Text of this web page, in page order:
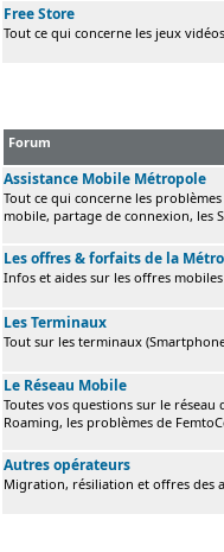
Free Store
Tout ce qui concerne les jeux
Forum
Assistance Mobile Métropole
Tout ce qui concerne les
mobile, partage de connexion, les
Les offres & forfaits de la
Infos et aides sur les offres
Les Terminaux
Tout sur les terminaux
Le Réseau Mobile
Toutes vos questions sur le réseau
Roaming, les problèmes de
Autres opérateurs
Migration, résiliation et offres des